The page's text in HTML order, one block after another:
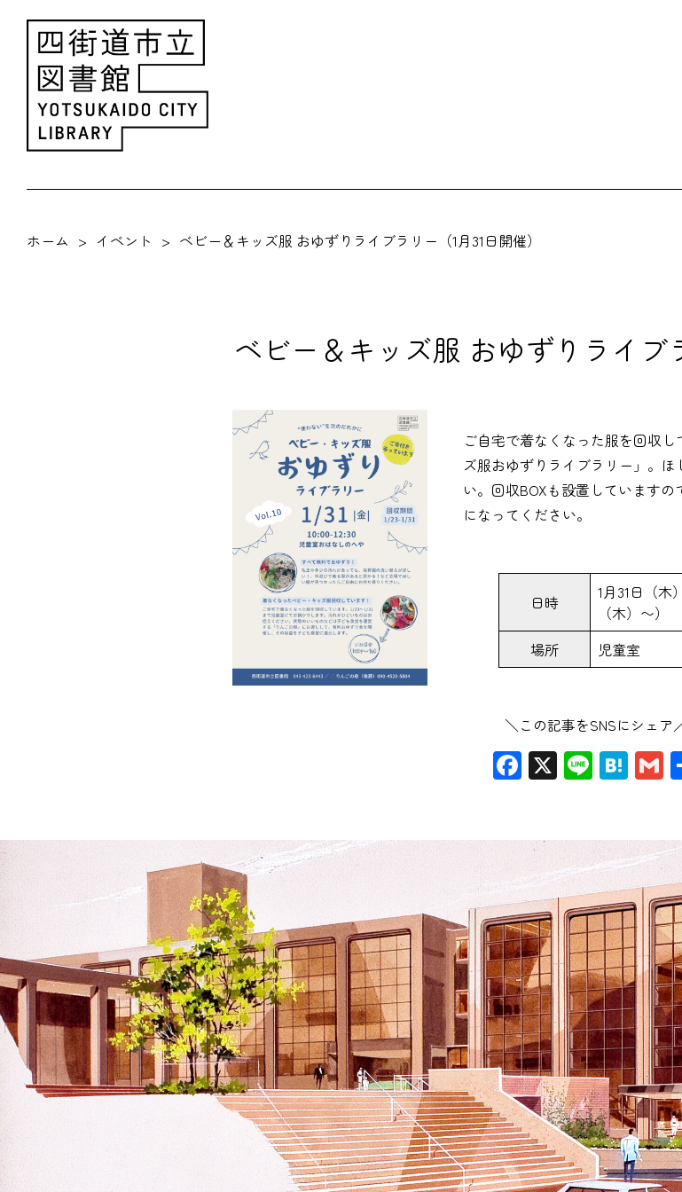
ホーム イベント ベビー＆キッズ服 おゆずりライブラリー（1月31日開催）
ベビー＆キッズ服 おゆずりライブ
ご自宅で着なくなった服を回収
ズ服おゆずりライブラリー」。
い。回収BOXも設置しています
になってください。
日時
1月31日（木
（木）〜）
場所
児童室
＼この記事をSNSにシェア
Facebook
X Line